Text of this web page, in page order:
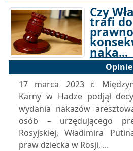
Czy
trafi do
naka...
28-03-
17 marca 2023 r.
Karny w Hadze podjął
wydania nakazów
osób – urzędującego
Rosyjskiej, Władimira
praw dziecka w Rosji, ...